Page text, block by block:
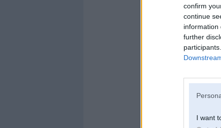
confirm
continue
information
further
I want